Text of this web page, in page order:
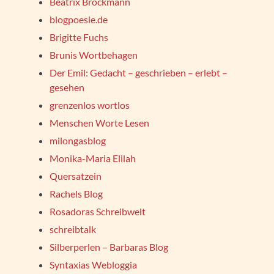
blogpoesie.de
Brigitte Fuchs
Brunis Wortbehagen
Der Emil: Gedacht – geschrieben – erlebt –
gesehen
grenzenlos wortlos
Menschen Worte Lesen
milongasblog
Monika-Maria Elilah
Quersatzein
Rachels Blog
Rosadoras Schreibwelt
schreibtalk
Silberperlen – Barbaras Blog
Syntaxias Webloggia